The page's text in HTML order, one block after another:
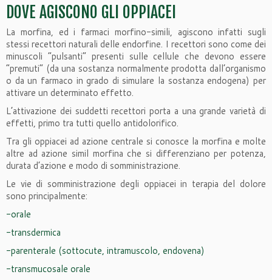
DOVE AGISCONO GLI OPPIACEI
La morfina, ed i farmaci morfino-simili, agiscono infatti sugli
stessi recettori naturali delle endorfine. I recettori sono come dei
minuscoli “pulsanti” presenti sulle cellule che devono essere
“premuti” (da una sostanza normalmente prodotta dall’organismo
o da un farmaco in grado di simulare la sostanza endogena) per
attivare un determinato effetto.
L’attivazione dei suddetti recettori porta a una grande varietà di
effetti, primo tra tutti quello antidolorifico.
Tra gli oppiacei ad azione centrale si conosce la morfina e molte
altre ad azione simil morfina che si differenziano per potenza,
durata d’azione e modo di somministrazione.
Le vie di somministrazione degli oppiacei in terapia del dolore
sono principalmente:
-orale
-transdermica
-parenterale (sottocute, intramuscolo, endovena)
-transmucosale orale